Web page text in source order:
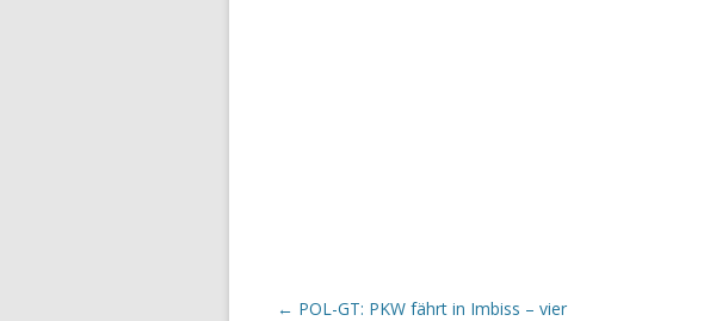
Beitrags-Navigation
← POL-GT: PKW fährt in Imbiss – vier